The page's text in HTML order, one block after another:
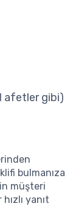
afetler gibi)
bulmanıza
müşteri
yanıt